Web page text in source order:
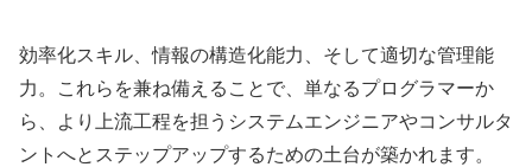
効率化スキル、情報の構造化能力、そして適切な管理能
力。これらを兼ね備えることで、単なるプログラマーか
ら、より上流工程を担うシステムエンジニアやコンサルタ
ントへとステップアップするための土台が築かれます。